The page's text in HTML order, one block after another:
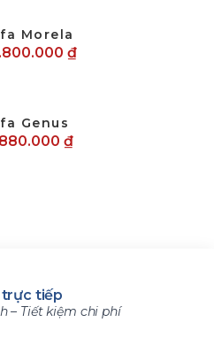
Morela
₫
Genus
₫
trực tiếp
– Tiết kiệm chi phí